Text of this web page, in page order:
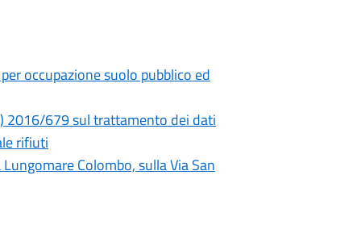
occupazione suolo pubblico ed
2016/679 sul trattamento dei dati
rifiuti
Colombo, sulla Via San